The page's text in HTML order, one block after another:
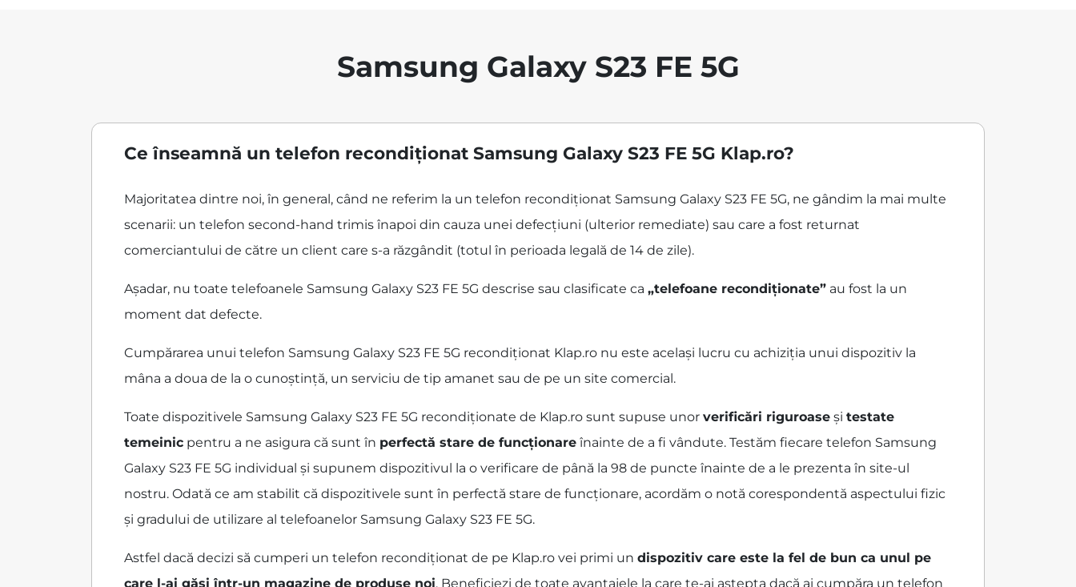
Samsung Galaxy S23 FE 5G
Ce înseamnă un telefon recondiționat Samsung Galaxy S23 FE 5G Klap.ro?
Majoritatea dintre noi, în general, când ne referim la un telefon recondiționat Samsung Galaxy S23 FE 5G, ne gândim la mai multe
scenarii: un telefon second-hand trimis înapoi din cauza unei defecțiuni (ulterior remediate) sau care a fost returnat
comerciantului de către un client care s-a răzgândit (totul în perioada legală de 14 de zile).
Așadar, nu toate telefoanele Samsung Galaxy S23 FE 5G descrise sau clasificate ca „telefoane recondiționate” au fost la un
moment dat defecte.
Cumpărarea unui telefon Samsung Galaxy S23 FE 5G recondiționat Klap.ro nu este același lucru cu achiziția unui dispozitiv la
mâna a doua de la o cunoștință, un serviciu de tip amanet sau de pe un site comercial.
Toate dispozitivele Samsung Galaxy S23 FE 5G recondiționate de Klap.ro sunt supuse unor verificări riguroase și testate
temeinic pentru a ne asigura că sunt în perfectă stare de funcționare înainte de a fi vândute. Testăm fiecare telefon Samsung
Galaxy S23 FE 5G individual și supunem dispozitivul la o verificare de până la 98 de puncte înainte de a le prezenta în site-ul
nostru. Odată ce am stabilit că dispozitivele sunt în perfectă stare de funcționare, acordăm o notă corespondentă aspectului fizic
și gradului de utilizare al telefoanelor Samsung Galaxy S23 FE 5G.
Astfel dacă decizi să cumperi un telefon recondiționat de pe Klap.ro vei primi un dispozitiv care este la fel de bun ca unul pe
care l-ai găsi într-un magazine de produse noi. Beneficiezi de toate avantajele la care te-ai aștepta dacă ai cumpăra un telefon